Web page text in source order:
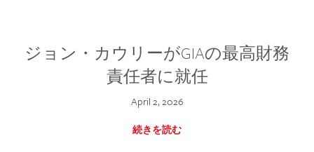
ジョン・カウリーがGIAの最高財務
責任者に就任
April 2, 2026
続きを読む